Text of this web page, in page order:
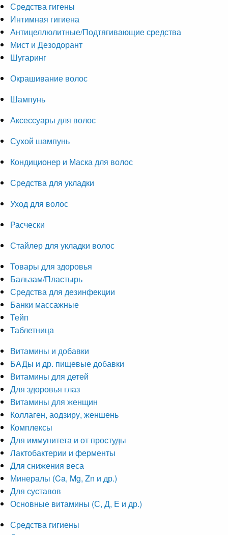
Средства гигены
Интимная гигиена
Антицеллюлитные/Подтягивающие средства
Мист и Дезодорант
Шугаринг
Окрашивание волос
Шампунь
Аксессуары для волос
Сухой шампунь
Кондиционер и Маска для волос
Средства для укладки
Уход для волос
Расчески
Стайлер для укладки волос
Товары для здоровья
Бальзам/Пластырь
Средства для дезинфекции
Банки массажные
Тейп
Таблетница
Витамины и добавки
БАДы и др. пищевые добавки
Витамины для детей
Для здоровья глаз
Витамины для женщин
Коллаген, аодзиру, женшень
Комплексы
Для иммунитета и от простуды
Лактобактерии и ферменты
Для снижения веса
Минералы (Ca, Mg, Zn и др.)
Для суставов
Основные витамины (С, Д, Е и др.)
Средства гигиены